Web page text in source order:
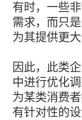
有时，一些
需求，而只
为其提供更大
因此，此类
中进行优化
为某类消费
有针对性的